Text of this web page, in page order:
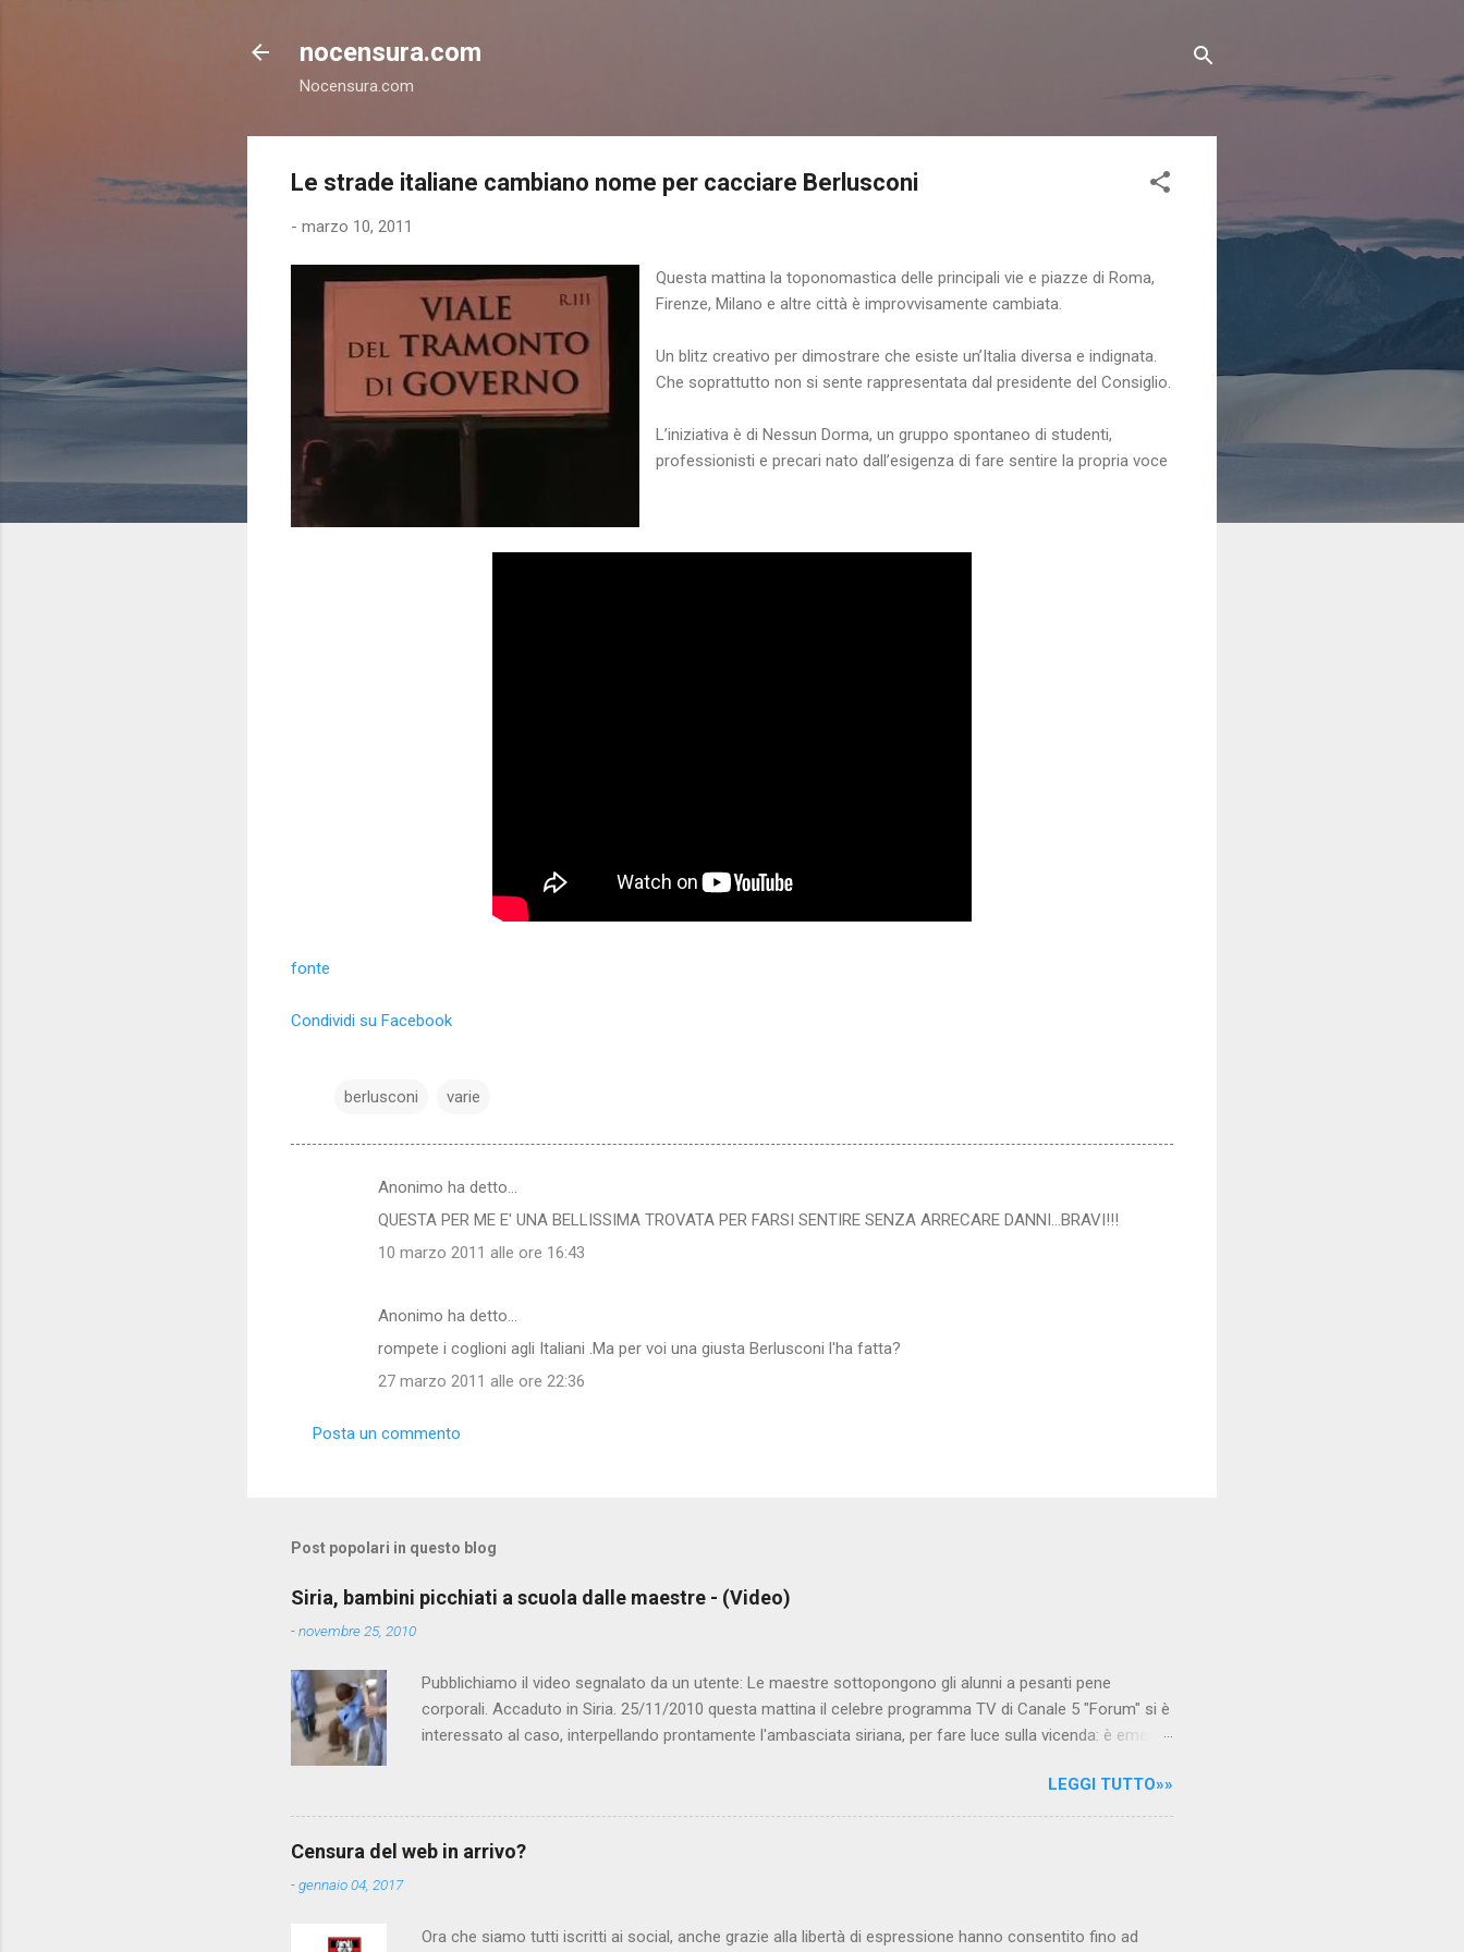
nocensura.com
Nocensura.com
Le strade italiane cambiano nome per cacciare Berlusconi
- marzo 10, 2011
Questa mattina la toponomastica delle principali vie e piazze di Roma,
Firenze, Milano e altre città è improvvisamente cambiata.
Un blitz creativo per dimostrare che esiste un’Italia diversa e indignata.
Che soprattutto non si sente rappresentata dal presidente del Consiglio.
L’iniziativa è di Nessun Dorma, un gruppo spontaneo di studenti,
professionisti e precari nato dall’esigenza di fare sentire la propria voce
fonte
Condividi su Facebook
berlusconi varie
Anonimo ha detto…
QUESTA PER ME E' UNA BELLISSIMA TROVATA PER FARSI SENTIRE SENZA ARRECARE DANNI...BRAVI!!!
10 marzo 2011 alle ore 16:43
Anonimo ha detto…
rompete i coglioni agli Italiani .Ma per voi una giusta Berlusconi l'ha fatta?
27 marzo 2011 alle ore 22:36
Posta un commento
Post popolari in questo blog
Siria, bambini picchiati a scuola dalle maestre - (Video)
-novembre 25, 2010
Pubblichiamo il video segnalato da un utente: Le maestre sottopongono gli alunni a pesanti pene
corporali. Accaduto in Siria. 25/11/2010 questa mattina il celebre programma TV di Canale 5 "Forum" si è
interessato al caso, interpellando prontamente l'ambasciata siriana, per fare luce sulla vicenda: è emerso
state punite e allontanate dalla scuola. LEGGI IL SERVIZIO . staff nocensura.com Condividi su Facebook
LEGGI TUTTO»»
Censura del web in arrivo?
-gennaio 04, 2017
Ora che siamo tutti iscritti ai social, anche grazie alla libertà di espressione hanno consentito fino ad